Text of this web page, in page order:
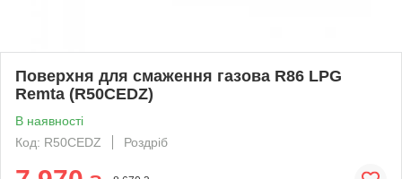
Поверхня для смаження газова R86 LPG
Remta (R50CEDZ)
В наявності
Код: R50CEDZ
Роздріб